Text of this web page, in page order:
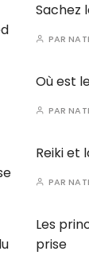
Sachez
PAR
Où est
PAR
Reiki et
PAR
Les
prise